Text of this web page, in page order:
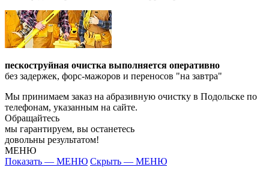
пескоструйная очистка выполняется оперативно
без задержек, форс-мажоров и переносов "на завтра"
Мы принимаем заказ на абразивную очистку в Подольске по
телефонам, указанным на сайте.
Обращайтесь
мы гарантируем, вы останетесь
довольны результатом!
МЕНЮ
Показать — МЕНЮ Скрыть — МЕНЮ